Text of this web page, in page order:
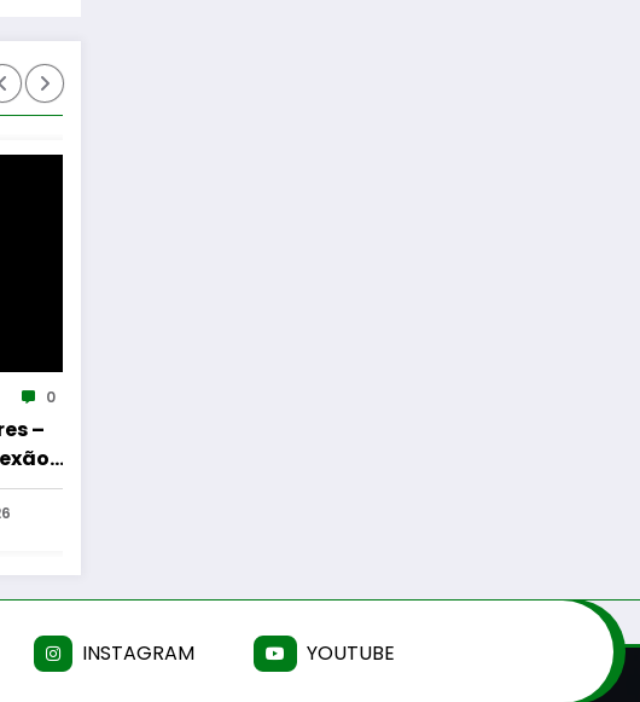
Antonio Pacheco
Reinauguração da
Cabine de Leitura em
Gouveia
INSTAGRAM YOUTUBE